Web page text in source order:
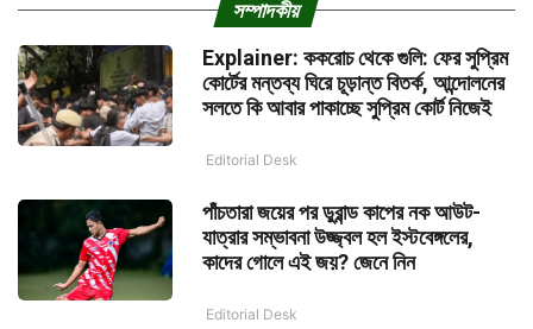
সম্পাদকীয়
Explainer: ককরোচ থেকে গুলি: ফের সুপ্রিম
কোর্টের মন্তব্য ঘিরে চূড়ান্ত বিতর্ক, আন্দোলনের
সলতে কি আবার পাকাচ্ছে সুপ্রিম কোর্ট নিজেই
Editorial Desk
পাঁচতারা জয়ের পর ডুরান্ড কাপের নক আউট-
যাত্রার সম্ভাবনা উজ্জ্বল হল ইস্টবেঙ্গলের,
কাদের গোলে এই জয়? জেনে নিন
Editorial Desk